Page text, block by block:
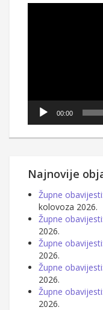
00:00
Najnovije
Župne
kolovoza 2026.
Župne
2026.
Župne
2026.
Župne
2026.
Župne
2026.